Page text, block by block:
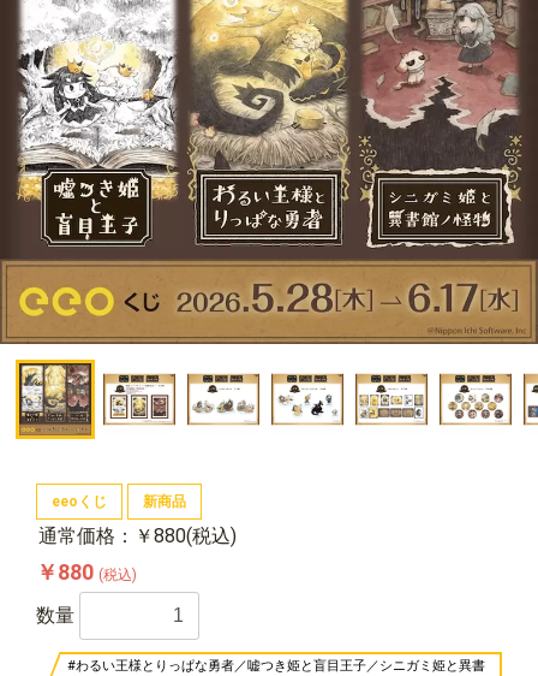
eeoくじ 新商品
通常価格：￥880(税込)
￥880 (税込)
数量
#わるい王様とりっぱな勇者／嘘つき姫と盲目王子／シニガミ姫と異書